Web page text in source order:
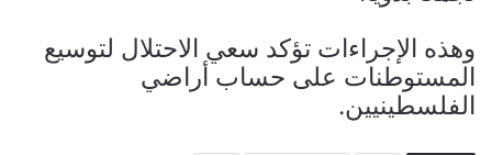
وهذه الإجراءات تؤكد سعي الاحتلال لتوسيع
المستوطنات على حساب أراضي
الفلسطينيين.